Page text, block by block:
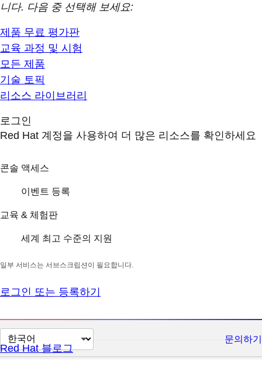
니다. 다음 중 선택해 보세요:
제품 무료 평가판
교육 과정 및 시험
모든 제품
기술 토픽
리소스 라이브러리
로그인
Red Hat 계정을 사용하여 더 많은 리소스를 확인하세요
콘솔 액세스
이벤트 등록
교육 & 체험판
세계 최고 수준의 지원
일부 서비스는 서브스크립션이 필요합니다.
로그인 또는 등록하기
페
이
문의하기
Red Hat 블로그